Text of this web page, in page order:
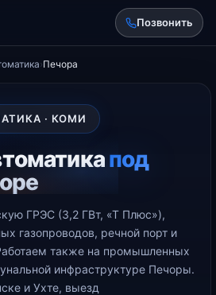
Позвонить
›Печора
· КОМИ
под
ГРЭС (3,2 ГВт, «Т Плюс»),
газопроводов, речной порт и
также на промышленных
инфраструктуре Печоры.
и Ухте, выезд